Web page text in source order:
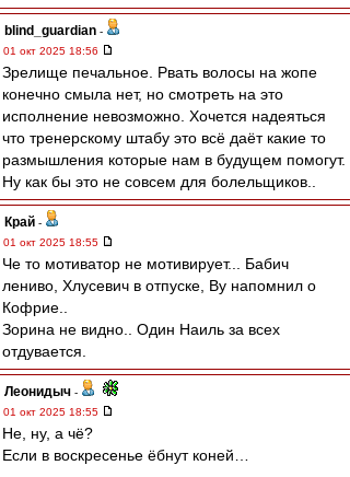
blind_guardian -
01 окт 2025 18:56
Зрелище печальное. Рвать волосы на жопе
конечно смыла нет, но смотреть на это
исполнение невозможно. Хочется надеяться
что тренерскому штабу это всё даёт какие то
размышления которые нам в будущем помогут.
Ну как бы это не совсем для болельщиков..
Край -
01 окт 2025 18:55
Че то мотиватор не мотивирует... Бабич
лениво, Хлусевич в отпуске, Ву напомнил о
Кофрие..
Зорина не видно.. Один Наиль за всех
отдувается.
Леонидыч -
01 окт 2025 18:55
Не, ну, а чё?
Если в воскресенье ёбнут коней…